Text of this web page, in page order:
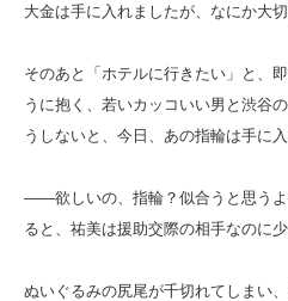
大金は手に入れましたが、なにか大
そのあと「ホテルに行きたい」と、
うに抱く、若いカッコいい男と渋谷
うしないと、今日、あの指輪は手に入
――欲しいの、指輪？似合うと思う
ると、祐美は援助交際の相手なのに
ぬいぐるみの尻尾が千切れてしまい